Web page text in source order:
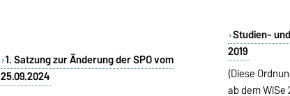
1. Satzung zur Änderung der SPO vom
25.09.2024
Studien-
2019
(Diese
ab dem